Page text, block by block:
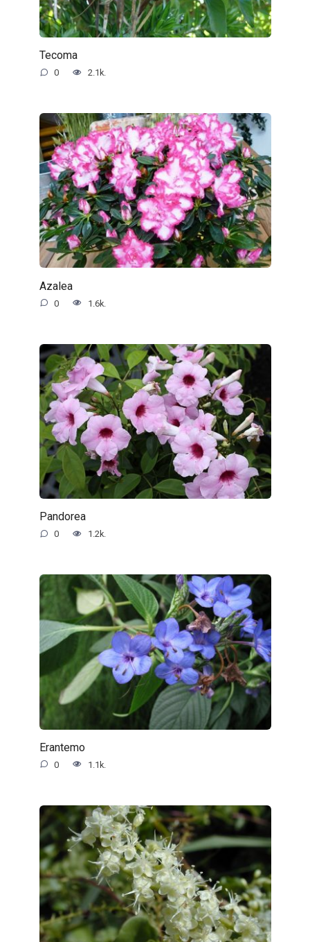
Tecoma
0 2.1k.
Azalea
0 1.6k.
Pandorea
0 1.2k.
Erantemo
0 1.1k.